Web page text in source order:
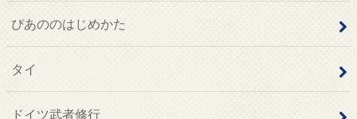
ぴあののはじめかた
タイ
ドイツ武者修行